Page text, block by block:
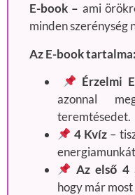
E-book – ami
minden szerénység
Az E-book tartalma:
Érzelmi
azonnal
teremtésedet.
4 Kvíz –
Az első 4
hogy már